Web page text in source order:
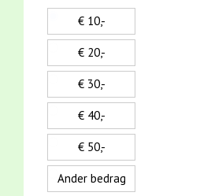
€ 10,-
€ 20,-
€ 30,-
€ 40,-
€ 50,-
Ander bedrag